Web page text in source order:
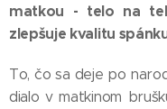
matkou - telo na
zlepšuje kvalitu
To, čo sa deje po
dialo v matkinom